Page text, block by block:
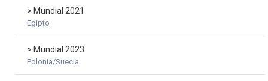
> Mundial 2021
Egipto
> Mundial 2023
Polonia/Suecia